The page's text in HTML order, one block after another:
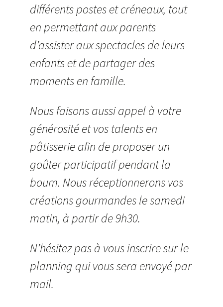
différents postes et créneaux, tout
en permettant aux parents
d’assister aux spectacles de leurs
enfants et de partager des
moments en famille.
Nous faisons aussi appel à votre
générosité et vos talents en
pâtisserie afin de proposer un
goûter participatif pendant la
boum. Nous réceptionnerons vos
créations gourmandes le samedi
matin, à partir de 9h30.
N’hésitez pas à vous inscrire sur le
planning qui vous sera envoyé par
mail.